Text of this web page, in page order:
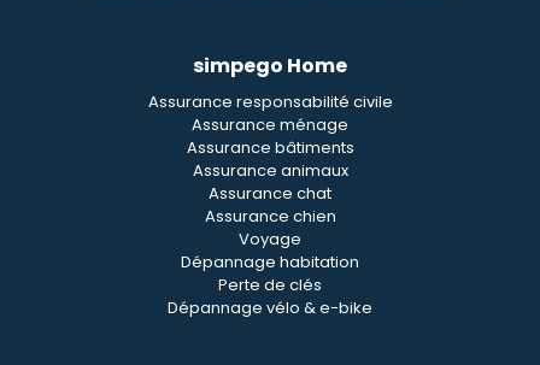
simpego Home
Assurance responsabilité civile
Assurance ménage
Assurance bâtiments
Assurance animaux
Assurance chat
Assurance chien
Voyage
Dépannage habitation
Perte de clés
Dépannage vélo & e-bike